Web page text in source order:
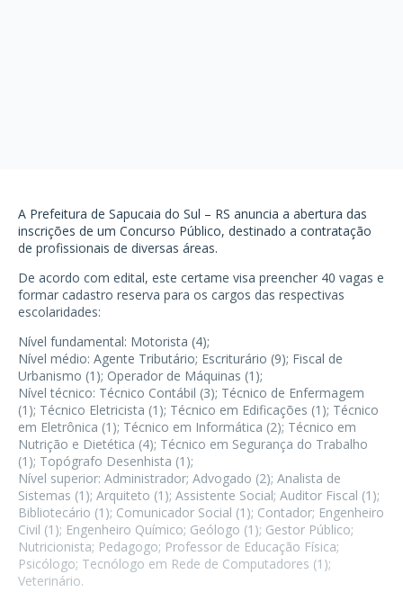
A Prefeitura de Sapucaia do Sul – RS anuncia a abertura das
inscrições de um Concurso Público, destinado a contratação
de profissionais de diversas áreas.
De acordo com edital, este certame visa preencher 40 vagas e
formar cadastro reserva para os cargos das respectivas
escolaridades:
Nível fundamental: Motorista (4);
Nível médio: Agente Tributário; Escriturário (9); Fiscal de
Urbanismo (1); Operador de Máquinas (1);
Nível técnico: Técnico Contábil (3); Técnico de Enfermagem
(1); Técnico Eletricista (1); Técnico em Edificações (1); Técnico
em Eletrônica (1); Técnico em Informática (2); Técnico em
Nutrição e Dietética (4); Técnico em Segurança do Trabalho
(1); Topógrafo Desenhista (1);
Nível superior: Administrador; Advogado (2); Analista de
Sistemas (1); Arquiteto (1); Assistente Social; Auditor Fiscal (1);
Bibliotecário (1); Comunicador Social (1); Contador; Engenheiro
Civil (1); Engenheiro Químico; Geólogo (1); Gestor Público;
Nutricionista; Pedagogo; Professor de Educação Física;
Psicólogo; Tecnólogo em Rede de Computadores (1);
Veterinário.